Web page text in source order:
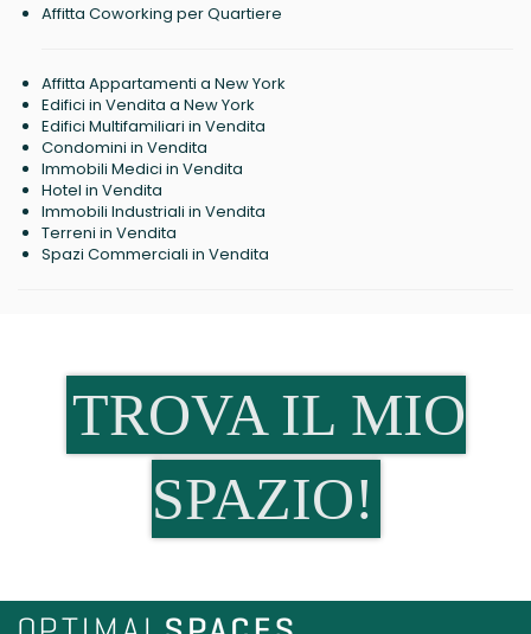
Affitta Coworking per Quartiere
Affitta Appartamenti a New York
Edifici in Vendita a New York
Edifici Multifamiliari in Vendita
Condomini in Vendita
Immobili Medici in Vendita
Hotel in Vendita
Immobili Industriali in Vendita
Terreni in Vendita
Spazi Commerciali in Vendita
TROVA IL MIO
SPAZIO!